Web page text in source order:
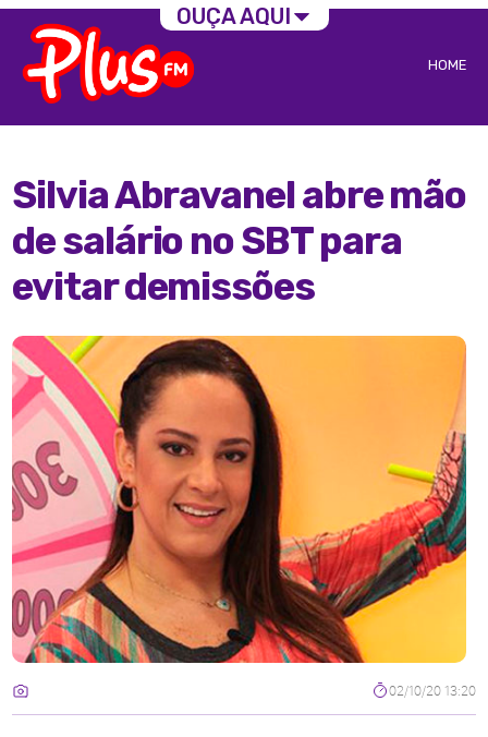
HOME
Silvia Abravanel abre mão
de salário no SBT para
evitar demissões
02/10/20 13:20
OUÇA AQUI